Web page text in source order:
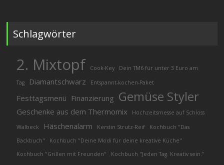
Schlagwörter
2. Mixtopf Cook-Key Dein TM6 für unter 3 Euro am
Tag Diamantschwarz Entspannt-kochen-Paket
Festtagsmenü Finanzierung Gemüse Styler
Geschenke aus dem Thermomix Hochzeitsmesse auf Schloss
Walbeck Häschenalarm Kerstin Strutz-Reif
Kochbuch "Das
Backbuch"
Kochbuch "Deine Modi für deine kreative Küche"
Kochbuch "Grillen mit Freunden"
Kochbuch "Jeden Tag. Kreativ sein."